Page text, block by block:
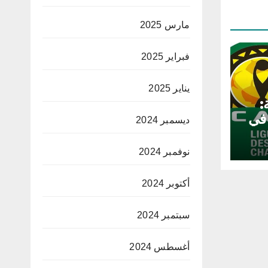
في
مارس 2025
فبراير 2025
يناير 2025
ديسمبر 2024
نوفمبر 2024
أكتوبر 2024
سبتمبر 2024
أغسطس 2024